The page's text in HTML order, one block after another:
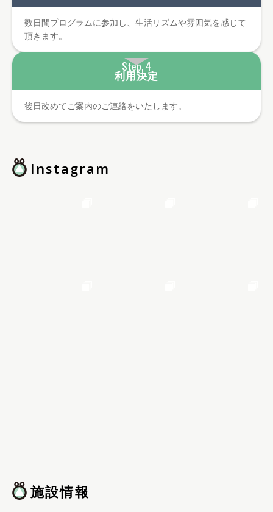
数日間プログラムに参加し、生活リズムや雰囲気を感じて
頂きます。
Step. 4
利用決定
後日改めてご案内のご連絡をいたします。
Instagram
施設情報